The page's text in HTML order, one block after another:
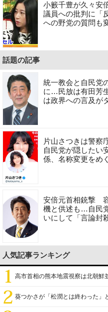
小籔千豊が久々安
議員への批判に「
への野党の質問も
話題の記事
統一教会と自民党
に…民放は有田芳
は政界への言及が
片山さつきは警察
自民党が隠したい
係、名称変更をめ
安倍元首相銃撃
機と供述も…自民
いにして「言論封
人気記事ランキング
高市首相の熊本地震視察は北朝鮮
葵つかさが「松潤とは終わった」